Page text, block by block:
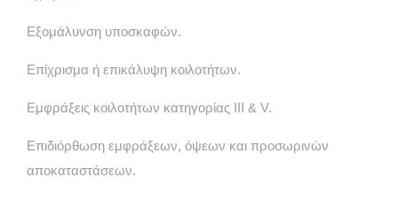
Εξομάλυνση υποσκαφών.
Επίχρισμα ή επικάλυψη κοιλοτήτων.
Εμφράξεις κοιλοτήτων κατηγορίας III & V.
Επιδιόρθωση εμφράξεων, όψεων και προσωρινών
αποκαταστάσεων.